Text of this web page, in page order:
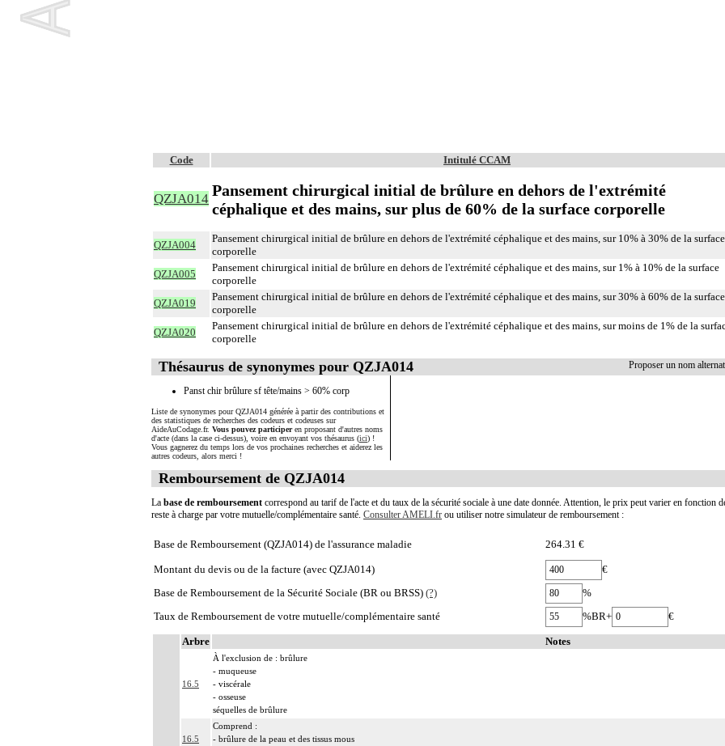
Code Intitulé CCAM
QZJA014 Pansement chirurgical initial de brûlure en dehors de l'extrémité
céphalique et des mains, sur plus de 60% de la surface corporelle
QZJA004
Pansement chirurgical initial de brûlure en dehors de l'extrémité céphalique et des mains, sur 10% à 30% de la surface
corporelle
QZJA005
Pansement chirurgical initial de brûlure en dehors de l'extrémité céphalique et des mains, sur 1% à 10% de la surface
corporelle
QZJA019
Pansement chirurgical initial de brûlure en dehors de l'extrémité céphalique et des mains, sur 30% à 60% de la surface
corporelle
QZJA020
Pansement chirurgical initial de brûlure en dehors de l'extrémité céphalique et des mains, sur moins de 1% de la
corporelle
Proposer un nom
Thésaurus de synonymes pour QZJA014
Panst chir brûlure sf tête/mains > 60% corp
Liste de synonymes pour QZJA014 générée à partir des contributions et
des statistiques de recherches des codeurs et codeuses sur
AideAuCodage.fr. Vous pouvez participeren proposant d'autres noms
d'acte (dans la case ci-dessus), voire en envoyant vos thésaurus (ici) !
Vous gagnerez du temps lors de vos prochaines recherches et aiderez les
autres codeurs, alors merci !
Remboursement de QZJA014
La base de remboursement correspond au tarif de l'acte et du taux de la sécurité sociale à une date donnée. Attention, le prix peut varier en
reste à charge par votre mutuelle/complémentaire santé. Consulter AMELI.fr ou utiliser notre simulateur de remboursement :
Base de Remboursement (QZJA014) de l'assurance maladie 264.31 €
Montant du devis ou de la facture (avec QZJA014)
€
Base de Remboursement de la Sécurité Sociale (BR ou BRSS) (?)
%
Taux de Remboursement de votre mutuelle/complémentaire santé
%BR+ €
Arbre Notes
16.5
À l'exclusion de : brûlure
- muqueuse
- viscérale
- osseuse
séquelles de brûlure
16.5
Comprend :
- brûlure de la peau et des tissus mous